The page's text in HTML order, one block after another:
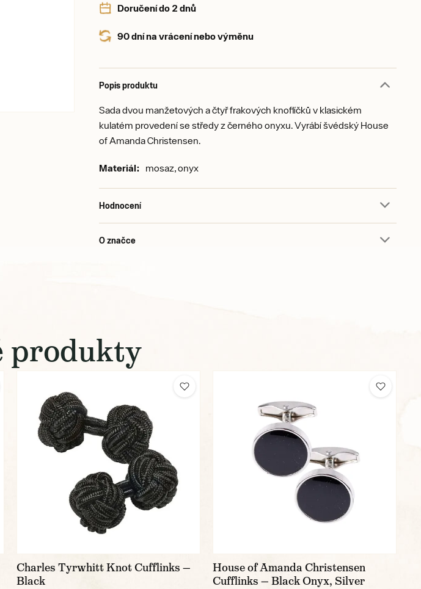
Doručení do 2 dnů
90 dní na vrácení nebo výměnu
Popis produktu
Sada dvou manžetových a čtyř frakových knoflíčků v klasickém
kulatém provedení se středy z černého onyxu. Vyrábí švédský House
of Amanda Christensen.
Materiál: mosaz, onyx
Hodnocení
O značce
produkty
Charles Tyrwhitt Knot Cufflinks —
Black
House of Amanda Christensen
Cufflinks — Black Onyx, Silver